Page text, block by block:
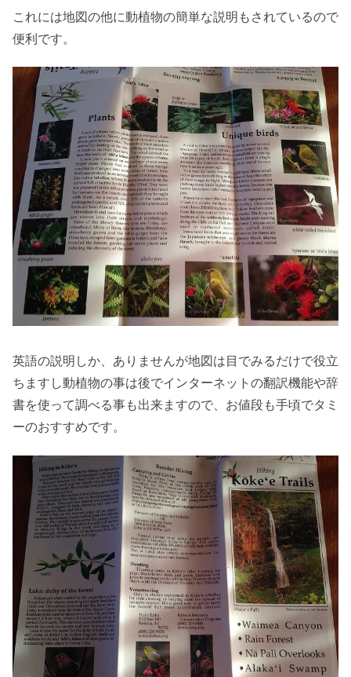
これには地図の他に動植物の簡単な説明もされているので
便利です。
英語の説明しか、ありませんが地図は目でみるだけで役立
ちますし動植物の事は後でインターネットの翻訳機能や辞
書を使って調べる事も出来ますので、お値段も手頃でタミ
ーのおすすめです。